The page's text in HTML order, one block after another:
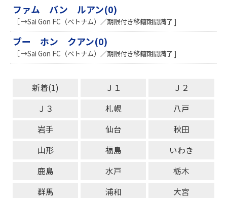
ファム バン ルアン(0)
［ →Sai Gon FC（ベトナム）／期限付き移籍期間満了 ]
ブー ホン クアン(0)
［ →Sai Gon FC（ベトナム）／期限付き移籍期間満了 ]
新着(1) Ｊ１
Ｊ２
Ｊ３
札幌
八戸
岩手
仙台
秋田
山形
福島
いわき
鹿島
水戸
栃木
群馬
浦和
大宮